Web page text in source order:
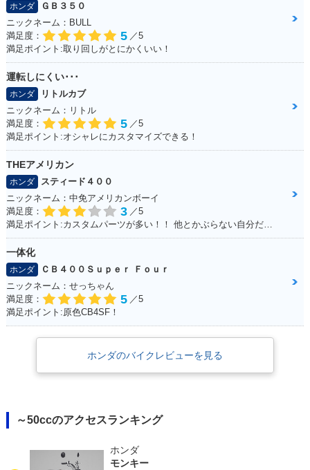
ホンダ
ＧＢ３５０
ニックネーム：BULL
満足度：
5 ／5
満足ポイント:取り回しがとにかくいい！
運転しにくい･･･
ホンダ
リトルカブ
ニックネーム：リトル
満足度：
5 ／5
満足ポイント:オシャレにカスタマイズできる！
THEアメリカン
ホンダ
スティード４００
ニックネーム：中免アメリカンボーイ
満足度：
3 ／5
満足ポイント:カスタムパーツが多い！！ 他とかぶらない自分だけのオリジナルバイクを作れます☆ 400ccだけど、カスタムすれば迫力満点
一体化
ホンダ
ＣＢ４００Ｓｕｐｅｒ Ｆｏｕｒ
ニックネーム：せっちゃん
満足度：
5 ／5
満足ポイント:原色CB4SF！
ホンダのバイクレビューを見る
～50ccのアクセスランキング
ホンダ
モンキー